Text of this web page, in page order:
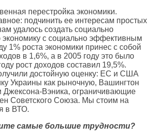
перестройка экономики.
подчинить ее интересам простых
удалось создать социально
с социально эффективным
1% роста экономики принес с собой
в 1,6%, а в 2005 году это было
рост доходов составил 19,5%.
достойную оценку: ЕС и США
Украины как рыночную, Вашингтон
Джексона-Вэника, ограничивающие
Советского Союза. Мы стоим на
в ВТО.
самые большие трудности?